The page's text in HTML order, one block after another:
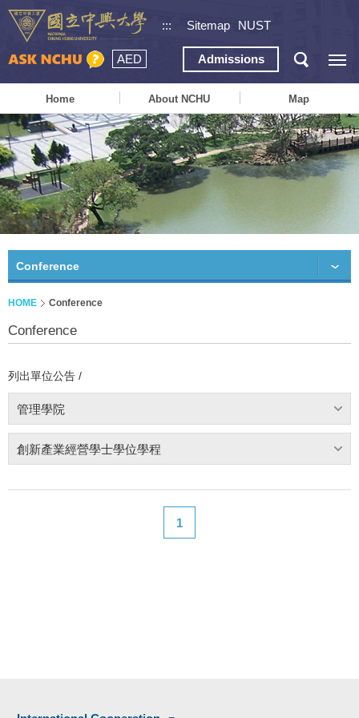
::: Sitemap NUST
AED Admissions
Home About NCHU Map
Conference
HOME Conference
Conference
列出單位公告 /
管理學院
創新產業經營學士學位學程
1